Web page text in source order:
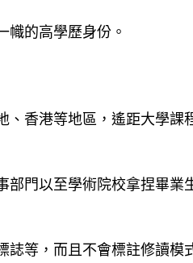
幟的高學歷身份。
、香港等地區，遙距大學課
部門以至學術院校拿捏畢業
等，而且不會標註修讀模